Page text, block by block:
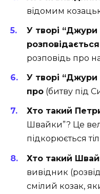
відомим
У творі
розповідь про
У творі
про (битву під
Хто такий
Швайки”? Це
підкорюється
Хто такий
вивідник
смілий козак,